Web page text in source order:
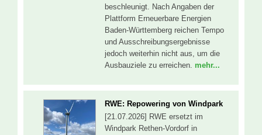
beschleunigt. Nach Angaben der
Plattform Erneuerbare Energien
Baden-Württemberg reichen Tempo
und Ausschreibungsergebnisse
jedoch weiterhin nicht aus, um die
Ausbauziele zu erreichen. mehr...
RWE: Repowering von Windpark
[21.07.2026] RWE ersetzt im
Windpark Rethen-Vordorf in